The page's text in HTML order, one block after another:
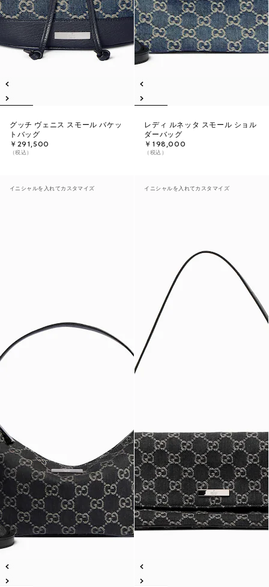
グッチ ヴェニス スモール バケッ
トバッグ
￥291,500
（税込）
レディ ルネッタ スモール ショル
ダーバッグ
￥198,000
（税込）
イニシャルを入れてカスタマイズ イニシャルを入れてカスタマイズ